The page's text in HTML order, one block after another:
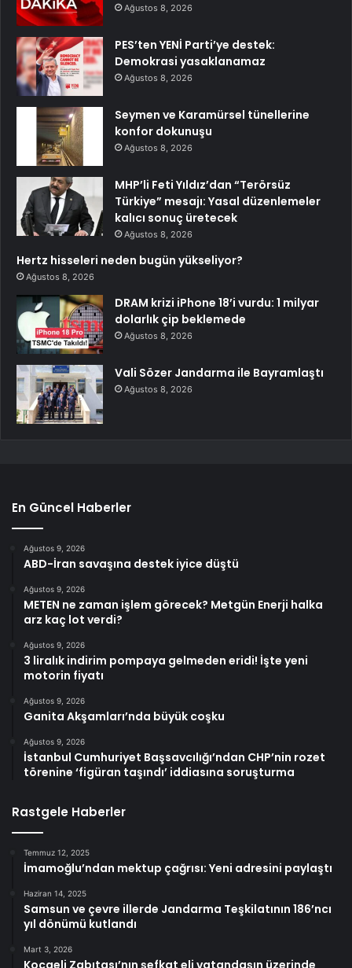
Ağustos 8, 2026
PES’ten YENİ Parti’ye destek:
Demokrasi yasaklanamaz
Ağustos 8, 2026
Seymen ve Karamürsel tünellerine
konfor dokunuşu
Ağustos 8, 2026
MHP’li Feti Yıldız’dan “Terörsüz
Türkiye” mesajı: Yasal düzenlemeler
kalıcı sonuç üretecek
Ağustos 8, 2026
Hertz hisseleri neden bugün yükseliyor?
Ağustos 8, 2026
DRAM krizi iPhone 18’i vurdu: 1 milyar
dolarlık çip beklemede
Ağustos 8, 2026
Vali Sözer Jandarma ile Bayramlaştı
Ağustos 8, 2026
En Güncel Haberler
Ağustos 9, 2026
ABD-İran savaşına destek iyice düştü
Ağustos 9, 2026
METEN ne zaman işlem görecek? Metgün Enerji halka
arz kaç lot verdi?
Ağustos 9, 2026
3 liralık indirim pompaya gelmeden eridi! İşte yeni
motorin fiyatı
Ağustos 9, 2026
Ganita Akşamları’nda büyük coşku
Ağustos 9, 2026
İstanbul Cumhuriyet Başsavcılığı’ndan CHP’nin rozet
törenine ‘figüran taşındı’ iddiasına soruşturma
Rastgele Haberler
Temmuz 12, 2025
İmamoğlu’ndan mektup çağrısı: Yeni adresini paylaştı
Haziran 14, 2025
Samsun ve çevre illerde Jandarma Teşkilatının 186’ncı
yıl dönümü kutlandı
Mart 3, 2026
Kocaeli Zabıtası’nın şefkat eli vatandaşın üzerinde